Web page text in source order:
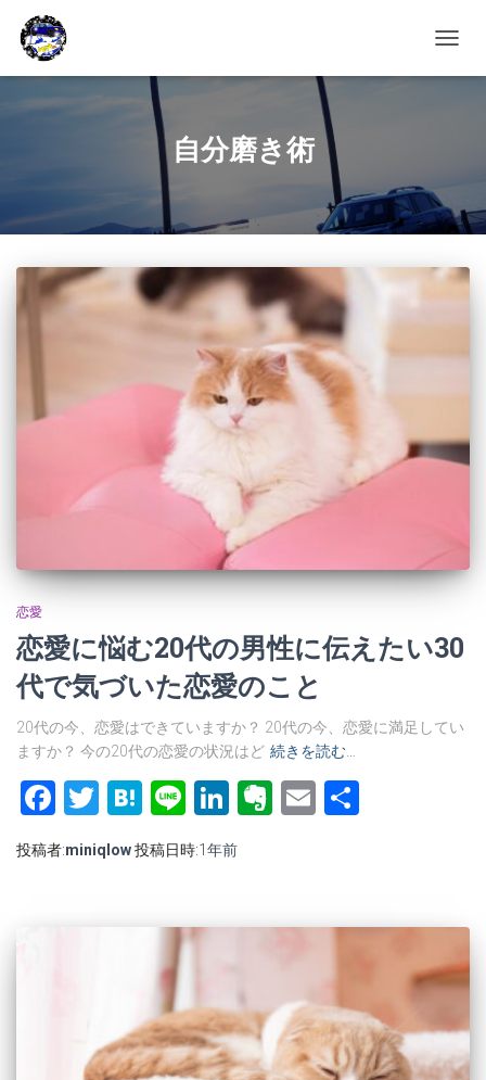
ビ
切
え
自分磨き術
恋愛
恋愛に悩む20代の男性に伝えたい30
代で気づいた恋愛のこと
20代の今、恋愛はできていますか？ 20代の今、恋愛に満足してい
ますか？ 今の20代の恋愛の状況はど 続きを読む…
Facebook
Twitter
Hatena
LineLinkedIn
Evernote
Email
投稿者:miniqlow投稿日時:1年前